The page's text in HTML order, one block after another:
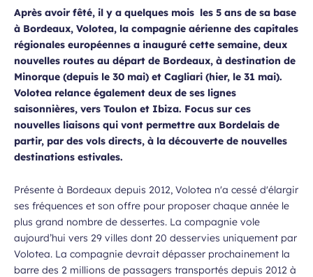
Après avoir fêté, il y a quelques mois les 5 ans de sa base
à Bordeaux, Volotea, la compagnie aérienne des capitales
régionales européennes a inauguré cette semaine, deux
nouvelles routes au départ de Bordeaux, à destination de
Minorque (depuis le 30 mai) et Cagliari (hier, le 31 mai).
Volotea relance également deux de ses lignes
saisonnières, vers Toulon et Ibiza. Focus sur ces
nouvelles liaisons qui vont permettre aux Bordelais de
partir, par des vols directs, à la découverte de nouvelles
destinations estivales.
Présente à Bordeaux depuis 2012, Volotea n'a cessé d'élargir
ses fréquences et son offre pour proposer chaque année le
plus grand nombre de dessertes. La compagnie vole
aujourd’hui vers 29 villes dont 20 desservies uniquement par
Volotea. La compagnie devrait dépasser prochainement la
barre des 2 millions de passagers transportés depuis 2012 à